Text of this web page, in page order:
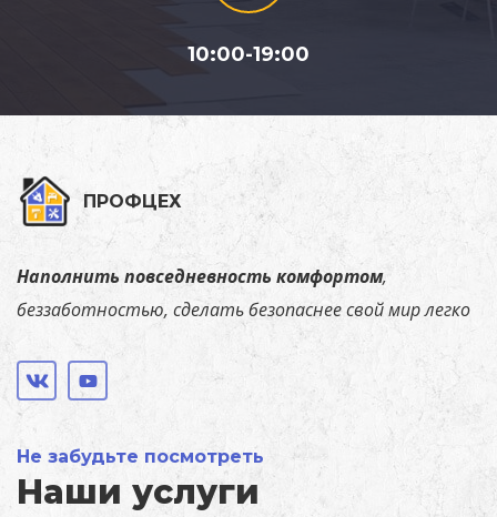
10:00-19:00
ПРОФЦЕХ
Наполнить повседневность комфортом,
беззаботностью, сделать безопаснее свой мир легко
Не забудьте посмотреть
Наши услуги